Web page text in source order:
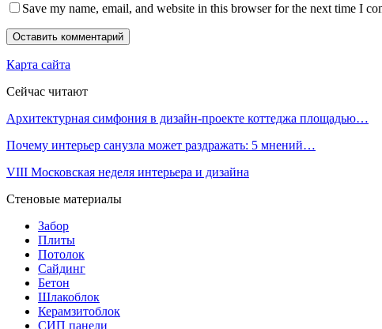
Save my name, email, and website in this browser for the next time I
Карта сайта
Сейчас читают
Архитектурная симфония в дизайн-проекте коттеджа площадью…
Почему интерьер санузла может раздражать: 5 мнений…
VIII Московская неделя интерьера и дизайна
Стеновые материалы
Забор
Плиты
Потолок
Сайдинг
Бетон
Шлакоблок
Керамзитоблок
СИП панели